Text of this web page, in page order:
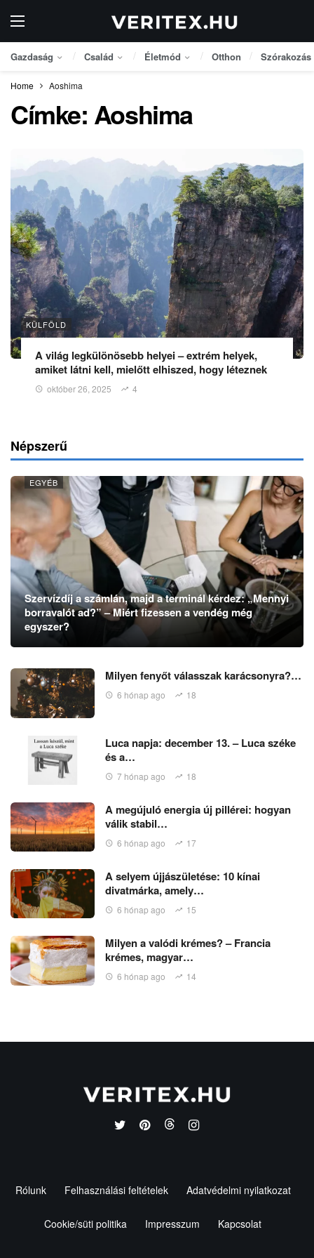
Gazdaság Család Életmód Otthon Szórakozás
Home Aoshima
Címke: Aoshima
KÜLFÖLD
A világ legkülönösebb helyei – extrém helyek,
amiket látni kell, mielőtt elhiszed, hogy léteznek
október 26, 2025 4
Népszerű
EGYÉB
Szervízdíj a számlán, majd a terminál kérdez: „Mennyi
borravalót ad?” – Miért fizessen a vendég még
egyszer?
Milyen fenyőt válasszak karácsonyra?…
6 hónap ago 18
Luca napja: december 13. – Luca széke
és a…
7 hónap ago 18
A megújuló energia új pillérei: hogyan
válik stabil…
6 hónap ago 17
A selyem újjászületése: 10 kínai
divatmárka, amely…
6 hónap ago 15
Milyen a valódi krémes? – Francia
krémes, magyar…
6 hónap ago 14
Rólunk Felhasználási feltételek Adatvédelmi nyilatkozat
Cookie/süti politika Impresszum Kapcsolat